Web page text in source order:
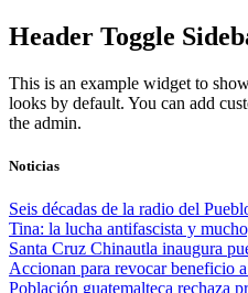
Skip
to
Header Toggle
This is an example widget to
looks by default. You can add
the admin.
Noticias
Seis décadas de la radio del
Tina: la lucha antifascista y
Santa Cruz Chinautla inaugura
Accionan para revocar beneficio
Población guatemalteca rechaza